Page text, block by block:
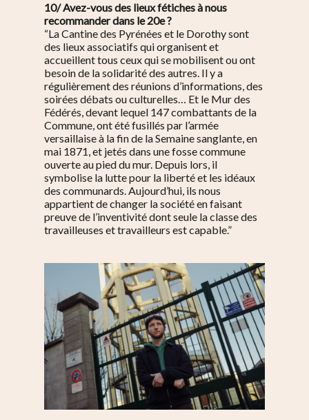
10/ Avez-vous des lieux fétiches à nous
recommander dans le 20e ?
“La Cantine des Pyrénées et le Dorothy sont
des lieux associatifs qui organisent et
accueillent tous ceux qui se mobilisent ou ont
besoin de la solidarité des autres. Il y a
régulièrement des réunions d’informations, des
soirées débats ou culturelles… Et le Mur des
Fédérés, devant lequel 147 combattants de la
Commune, ont été fusillés par l’armée
versaillaise à la fin de la Semaine sanglante, en
mai 1871, et jetés dans une fosse commune
ouverte au pied du mur. Depuis lors, il
symbolise la lutte pour la liberté et les idéaux
des communards. Aujourd’hui, ils nous
appartient de changer la société en faisant
preuve de l’inventivité dont seule la classe des
travailleuses et travailleurs est capable.”